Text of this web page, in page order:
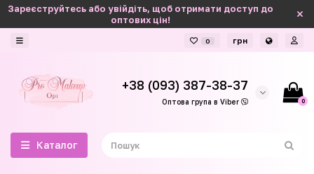
Зареєструйтесь або увійдіть, щоб отримати доступ до
оптових цін!
0 грн
+38 (093) 387-38-37
Оптова група в Viber 0
Каталог